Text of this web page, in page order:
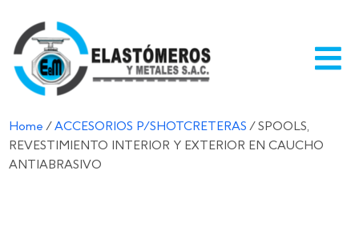
Home /ACCESORIOS P/SHOTCRETERAS / SPOOLS,
REVESTIMIENTO INTERIOR Y EXTERIOR EN CAUCHO
ANTIABRASIVO